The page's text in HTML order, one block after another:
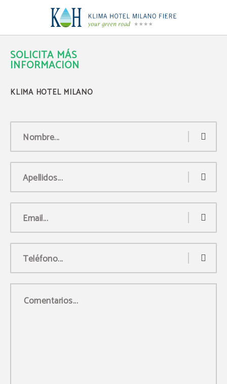
SOLICITA MÁS
INFORMACIÓN
Nombre...
Apellidos...
Email...
Teléfono...
Comentarios...